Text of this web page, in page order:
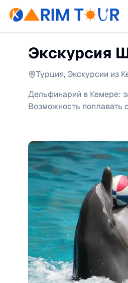
Экскурсия
Турция,Экскурсии из
Дельфинарий в Кемере:
Возможность поплавать